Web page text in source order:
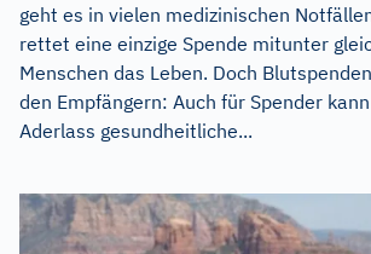
geht es in vielen medizinischen
rettet eine einzige Spende mitunter
Menschen das Leben. Doch
den Empfängern: Auch für Spender
Aderlass gesundheitliche...